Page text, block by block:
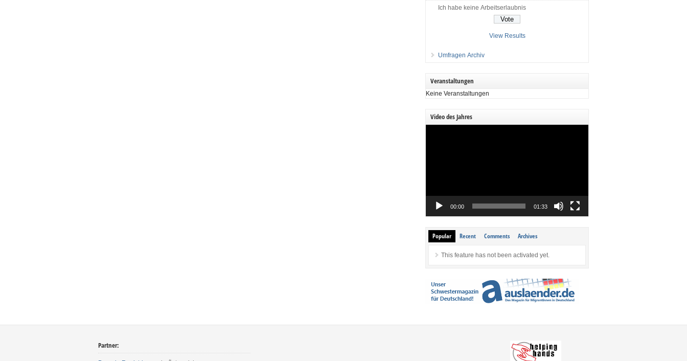
Ich habe keine Arbeitserlaubnis
View Results
Umfragen Archiv
Veranstaltungen
Keine Veranstaltungen
Video des Jahres
00:00 01:33
Popular Recent Comments Archives
This feature has not been activated yet.
Partner: